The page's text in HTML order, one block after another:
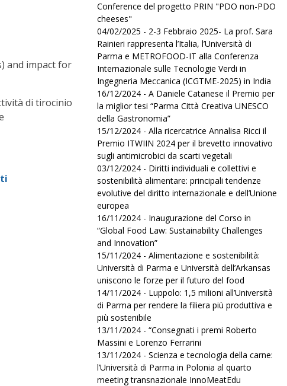
and impact for
di tirocinio
Conference del progetto PRIN "PDO non-PDO
cheeses"
04/02/2025 - 2-3 Febbraio 2025- La prof. Sara
Rainieri rappresenta l’Italia, l’Università di
Parma e METROFOOD-IT alla Conferenza
Internazionale sulle Tecnologie Verdi in
Ingegneria Meccanica (ICGTME-2025) in India
16/12/2024 - A Daniele Catanese il Premio per
la miglior tesi “Parma Città Creativa UNESCO
della Gastronomia”
15/12/2024 - Alla ricercatrice Annalisa Ricci il
Premio ITWIIN 2024 per il brevetto innovativo
sugli antimicrobici da scarti vegetali
03/12/2024 - Diritti individuali e collettivi e
sostenibilità alimentare: principali tendenze
evolutive del diritto internazionale e dell’Unione
europea
16/11/2024 - Inaugurazione del Corso in
“Global Food Law: Sustainability Challenges
and Innovation”
15/11/2024 - Alimentazione e sostenibilità:
Università di Parma e Università dell’Arkansas
uniscono le forze per il futuro del food
14/11/2024 - Luppolo: 1,5 milioni all’Università
di Parma per rendere la filiera più produttiva e
più sostenibile
13/11/2024 - “Consegnati i premi Roberto
Massini e Lorenzo Ferrarini
13/11/2024 - Scienza e tecnologia della carne:
l’Università di Parma in Polonia al quarto
meeting transnazionale InnoMeatEdu